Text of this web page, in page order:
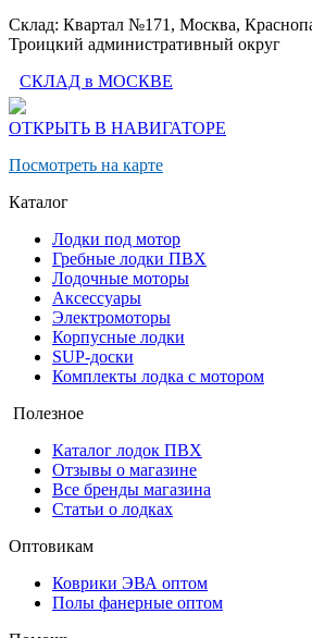
Склад: Квартал №171, Москва,
Троицкий административный округ
СКЛАД в МОСКВЕ
ОТКРЫТЬ В НАВИГАТОРЕ
Посмотреть на карте
Каталог
Лодки под мотор
Гребные лодки ПВХ
Лодочные моторы
Аксессуары
Электромоторы
Корпусные лодки
SUP-доски
Комплекты лодка с мотором
Полезное
Каталог лодок ПВХ
Отзывы о магазине
Все бренды магазина
Статьи о лодках
Оптовикам
Коврики ЭВА оптом
Полы фанерные оптом